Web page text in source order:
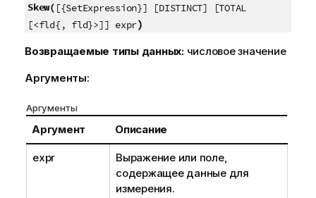
Skew( [{SetExpression}] [DISTINCT] [TOTAL
[<fld{, fld}>]] expr)
Возвращаемые типы данных: числовое значение
Аргументы:
Аргументы
Аргумент Описание
expr
Выражение или поле,
содержащее данные для
измерения.